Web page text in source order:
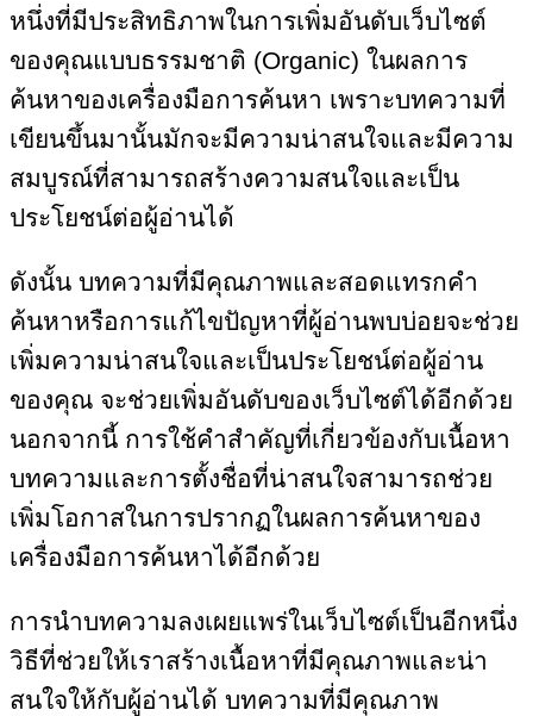
หนึ่งที่มีประสิทธิภาพในการเพิ่มอันดับเว็บไซต์
ของคุณแบบธรรมชาติ (Organic) ในผลการ
ค้นหาของเครื่องมือการค้นหา เพราะบทความที่
เขียนขึ้นมานั้นมักจะมีความน่าสนใจและมีความ
สมบูรณ์ที่สามารถสร้างความสนใจและเป็น
ประโยชน์ต่อผู้อ่านได้
ดังนั้น บทความที่มีคุณภาพและสอดแทรกคำ
ค้นหาหรือการแก้ไขปัญหาที่ผู้อ่านพบบ่อยจะช่วย
เพิ่มความน่าสนใจและเป็นประโยชน์ต่อผู้อ่าน
ของคุณ จะช่วยเพิ่มอันดับของเว็บไซต์ได้อีกด้วย
นอกจากนี้ การใช้คำสำคัญที่เกี่ยวข้องกับเนื้อหา
บทความและการตั้งชื่อที่น่าสนใจสามารถช่วย
เพิ่มโอกาสในการปรากฏในผลการค้นหาของ
เครื่องมือการค้นหาได้อีกด้วย
การนำบทความลงเผยแพร่ในเว็บไซต์เป็นอีกหนึ่ง
วิธีที่ช่วยให้เราสร้างเนื้อหาที่มีคุณภาพและน่า
สนใจให้กับผู้อ่านได้ บทความที่มีคุณภาพ